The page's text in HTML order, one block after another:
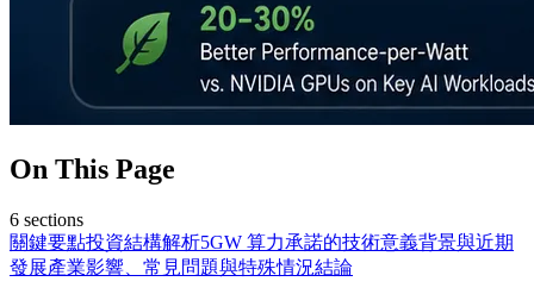
On This Page
6 sections
關鍵要點投資結構解析5GW 算力承諾的技術意義背景與近期
發展產業影響、常見問題與特殊情況結論